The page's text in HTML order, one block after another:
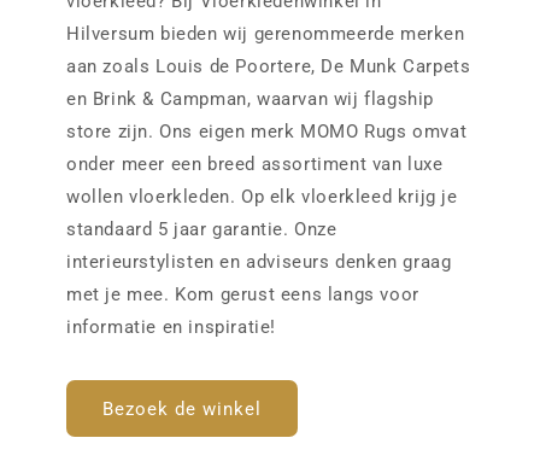
Hilversum bieden wij gerenommeerde merken
aan zoals Louis de Poortere, De Munk Carpets
en Brink & Campman, waarvan wij flagship
store zijn. Ons eigen merk MOMO Rugs omvat
onder meer een breed assortiment van luxe
wollen vloerkleden. Op elk vloerkleed krijg je
standaard 5 jaar garantie. Onze
interieurstylisten en adviseurs denken graag
met je mee. Kom gerust eens langs voor
informatie en inspiratie!
Bezoek de winkel